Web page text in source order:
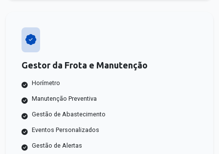
Gestor da Frota e Manutenção
Horímetro
Manutenção Preventiva
Gestão de Abastecimento
Eventos Personalizados
Gestão de Alertas